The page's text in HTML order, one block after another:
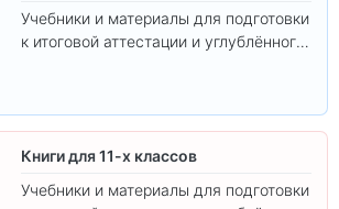
Учебники и материалы для подготовки
к итоговой аттестации и углублённого
Книги для 11-х классов
Учебники и материалы для подготовки